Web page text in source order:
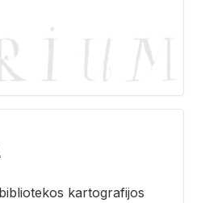
kar­to­gra­fi­jos